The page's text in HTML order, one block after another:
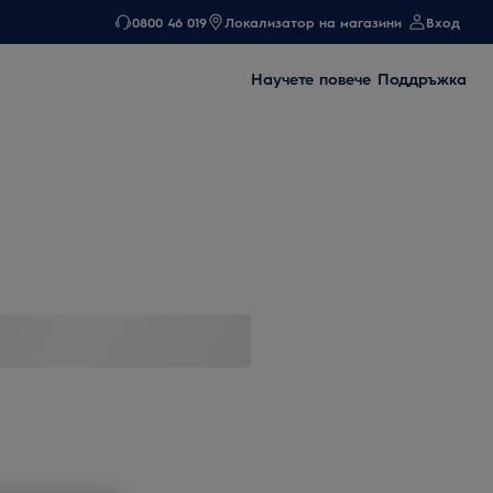
0800 46 019 Локализатор на магазини Вход
Научете повече Поддръжка